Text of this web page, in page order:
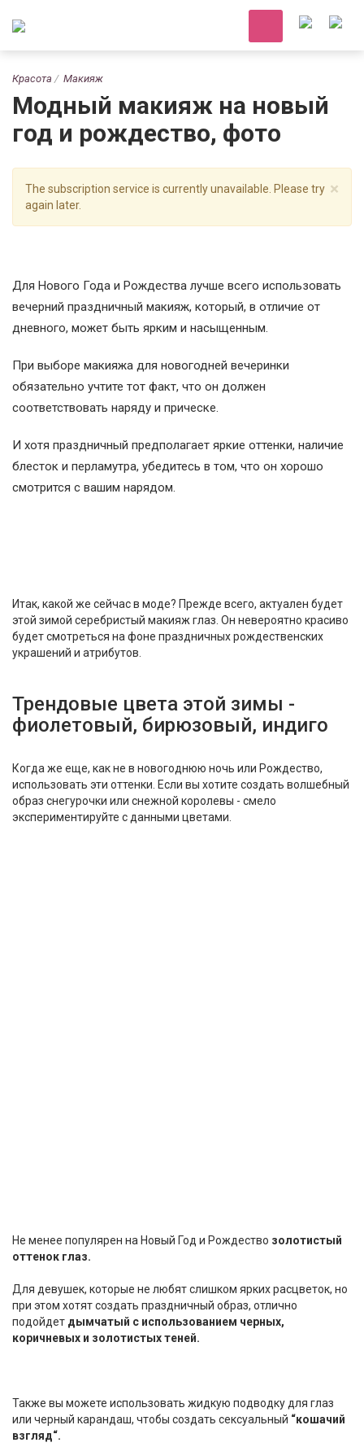
Красота Макияж
Модный макияж на новый
год и рождество, фото
×
The subscription service is currently unavailable. Please try
again later.
Для Нового Года и Рождества лучше всего использовать
вечерний праздничный макияж, который, в отличие от
дневного, может быть ярким и насыщенным.
При выборе макияжа для новогодней вечеринки
обязательно учтите тот факт, что он должен
соответствовать наряду и прическе.
И хотя праздничный предполагает яркие оттенки, наличие
блесток и перламутра, убедитесь в том, что он хорошо
смотрится с вашим нарядом.
Итак, какой же сейчас в моде? Прежде всего, актуален будет
этой зимой серебристый макияж глаз. Он невероятно красиво
будет смотреться на фоне праздничных рождественских
украшений и атрибутов.
Трендовые цвета этой зимы -
фиолетовый, бирюзовый, индиго
Когда же еще, как не в новогоднюю ночь или Рождество,
использовать эти оттенки. Если вы хотите создать волшебный
образ снегурочки или снежной королевы - смело
экспериментируйте с данными цветами.
Не менее популярен на Новый Год и Рождество золотистый
оттенок глаз.
Для девушек, которые не любят слишком ярких расцветок, но
при этом хотят создать праздничный образ, отлично
подойдет дымчатый с использованием черных,
коричневых и золотистых теней.
Также вы можете использовать жидкую подводку для глаз
или черный карандаш, чтобы создать сексуальный “кошачий
взгляд“.